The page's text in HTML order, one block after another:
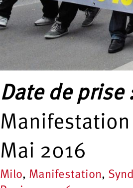
Date de prise
Manifestation
Mai 2016
Milo, Manifestation,